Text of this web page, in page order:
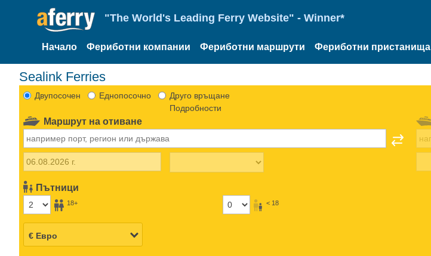
"The World's Leading Ferry Website" - Winner*
Начало Фериботни компании Фериботни маршрути Фериботни пристанища
Sealink Ferries
Двупосочен Еднопосочно
Друго връщане
Подробности
Маршрут на отиване
Пътници
18+ < 18